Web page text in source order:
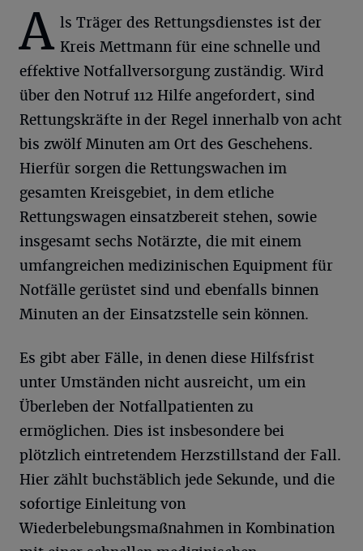
A ls Träger des Rettungsdienstes ist der
Kreis Mettmann für eine schnelle und
effektive Notfallversorgung zuständig. Wird
über den Notruf 112 Hilfe angefordert, sind
Rettungskräfte in der Regel innerhalb von acht
bis zwölf Minuten am Ort des Geschehens.
Hierfür sorgen die Rettungswachen im
gesamten Kreisgebiet, in dem etliche
Rettungswagen einsatzbereit stehen, sowie
insgesamt sechs Notärzte, die mit einem
umfangreichen medizinischen Equipment für
Notfälle gerüstet sind und ebenfalls binnen
Minuten an der Einsatzstelle sein können.
Es gibt aber Fälle, in denen diese Hilfsfrist
unter Umständen nicht ausreicht, um ein
Überleben der Notfallpatienten zu
ermöglichen. Dies ist insbesondere bei
plötzlich eintretendem Herzstillstand der Fall.
Hier zählt buchstäblich jede Sekunde, und die
sofortige Einleitung von
Wiederbelebungsmaßnahmen in Kombination